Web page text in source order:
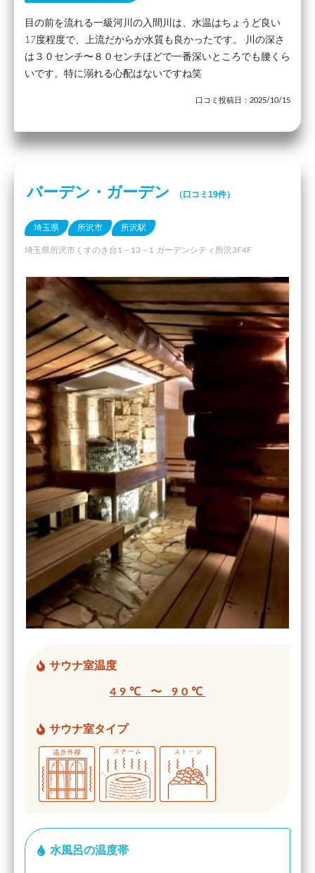
目の前を流れる一級河川の入間川は、水温はちょうど良い
17度程度で、上流だからか水質も良かったです。 川の深さ
は３０センチ〜８０センチほどで一番深いところでも腰くら
いです。特に溺れる心配はないですね笑
口コミ投稿日：2025/10/15
バーデン・ガーデン （口コミ19件）
埼玉県 所沢市 所沢駅
埼玉県所沢市くすのき台1－13－1 ガーデンシティ所沢3F4F
サウナ室温度
49℃ 〜 90℃
サウナ室タイプ
水風呂の温度帯